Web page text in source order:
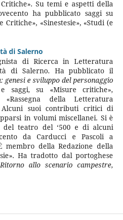
Su temi e aspetti della
ha pubblicato saggi su
Critiche», «Sinestesie», «Studi (e
di Salerno
di Ricerca in Letteratura
di Salerno. Ha pubblicato il
e sviluppo del personaggio
saggi, su «Misure critiche»,
«Rassegna della Letteratura
Alcuni suoi contributi critici di
in volumi miscellanei. Si è
del teatro del ‘500 e di alcuni
da Carducci e Pascoli a
membro della Redazione della
Ha tradotto dal portoghese
Ritorno allo scenario campestre,